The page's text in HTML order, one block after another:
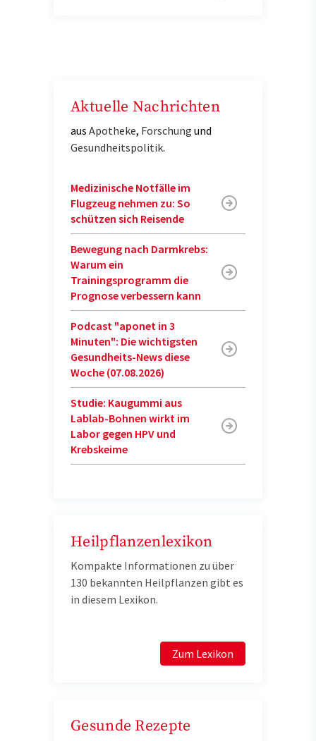
Aktuelle Nachrichten
aus Apotheke, Forschung und
Gesundheitspolitik.
Medizinische Notfälle im
Flugzeug nehmen zu: So
schützen sich Reisende
Bewegung nach Darmkrebs:
Warum ein
Trainingsprogramm die
Prognose verbessern kann
Podcast "aponet in 3
Minuten": Die wichtigsten
Gesundheits-News diese
Woche (07.08.2026)
Studie: Kaugummi aus
Lablab-Bohnen wirkt im
Labor gegen HPV und
Krebskeime
Heilpflanzenlexikon
Kompakte Informationen zu über
130 bekannten Heilpflanzen gibt es
in diesem Lexikon.
Zum Lexikon
Gesunde Rezepte